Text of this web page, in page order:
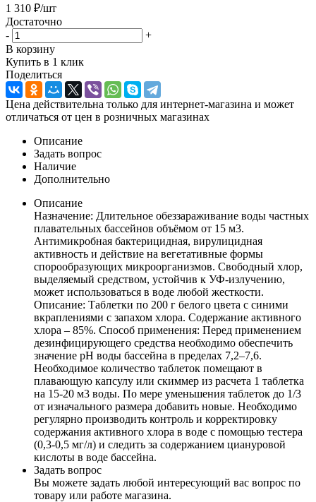
1 310 ₽/шт
Достаточно
-
+
В корзину
Купить в 1 клик
Поделиться
Цена действительна только для интернет-магазина и может
отличаться от цен в розничных магазинах
Описание
Задать вопрос
Наличие
Дополнительно
Описание
Назначение: Длительное обеззараживание воды частных
плавательных бассейнов объёмом от 15 м3.
Антимикробная бактерицидная, вирулицидная
активность и действие на вегетативные формы
спорообразующих микроорганизмов. Свободный хлор,
выделяемый средством, устойчив к УФ-излучению,
может использоваться в воде любой жесткости.
Описание: Таблетки по 200 г белого цвета с синими
вкраплениями с запахом хлора. Содержание активного
хлора – 85%. Способ применения: Перед применением
дезинфицирующего средства необходимо обеспечить
значение рН воды бассейна в пределах 7,2–7,6.
Необходимое количество таблеток помещают в
плавающую капсулу или скиммер из расчета 1 таблетка
на 15-20 м3 воды. По мере уменьшения таблеток до 1/3
от изначального размера добавить новые. Необходимо
регулярно производить контроль и корректировку
содержания активного хлора в воде с помощью тестера
(0,3-0,5 мг/л) и следить за содержанием циануровой
кислоты в воде бассейна.
Задать вопрос
Вы можете задать любой интересующий вас вопрос по
товару или работе магазина.